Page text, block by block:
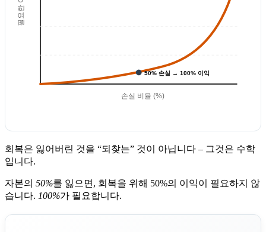
손실 비율 (%)
50% 손실 → 100% 이익
회복은 잃어버린 것을 “되찾는” 것이 아닙니다 – 그것은 수학
입니다.
자본의 50%를 잃으면, 회복을 위해 50%의 이익이 필요하지 않
습니다. 100%가 필요합니다.